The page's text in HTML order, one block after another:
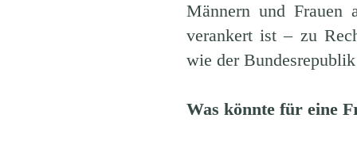
Männern und Frauen
verankert ist – zu
wie der
Was könnte für eine